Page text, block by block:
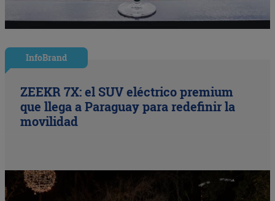
InfoBrand
ZEEKR 7X: el SUV eléctrico premium
que llega a Paraguay para redefinir la
movilidad